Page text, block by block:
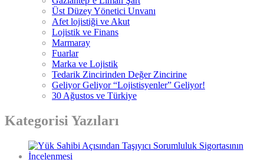
Üst Düzey Yönetici Unvanı
Afet lojistiği ve Akut
Lojistik ve Finans
Marmaray
Fuarlar
Marka ve Lojistik
Tedarik Zincirinden Değer Zincirine
Geliyor Geliyor “Lojistisyenler” Geliyor!
30 Ağustos ve Türkiye
Kategorisi Yazıları